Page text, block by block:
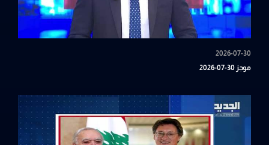
2026-07-30
موجز 30-07-2026